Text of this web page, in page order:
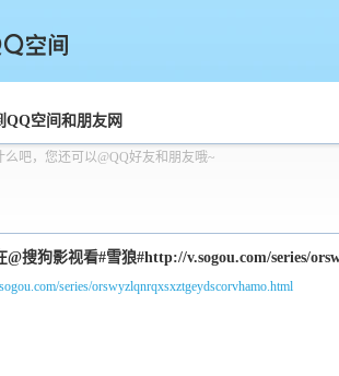
间
QQ空间和朋友网
么吧，您还可以@QQ好友和朋友哦~
series/orswyzlqnrqxsxztgeydscorvhamo.html